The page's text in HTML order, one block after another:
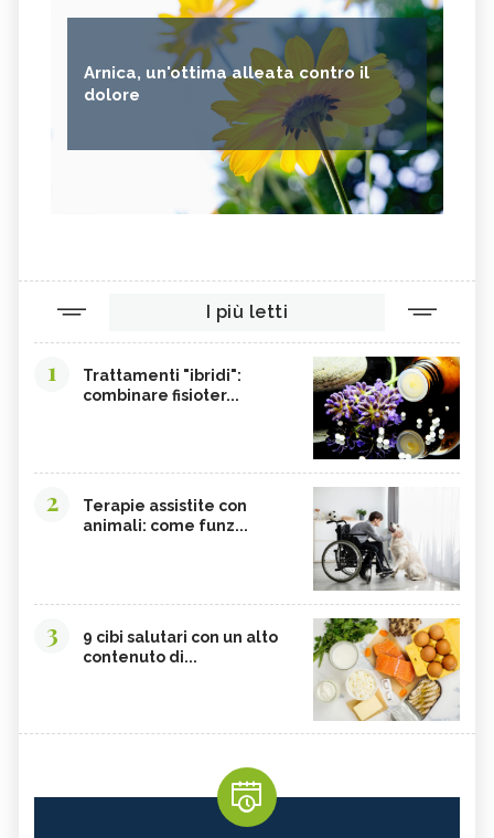
Arnica, un'ottima alleata contro il
dolore
I più letti
1
Trattamenti "ibridi":
combinare fisioter...
2
Terapie assistite con
animali: come funz...
3
9 cibi salutari con un alto
contenuto di...